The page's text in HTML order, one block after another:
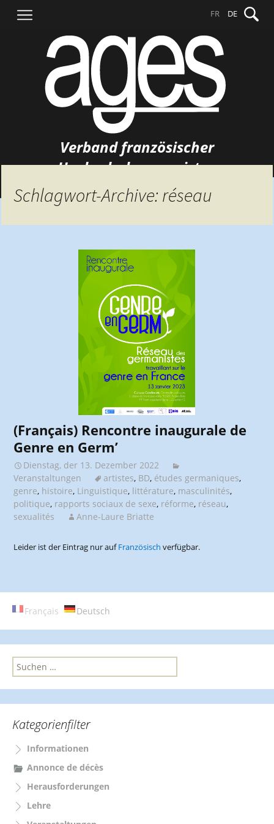
Inhalt
nach:
FR DE
Verband französischer
Hochschulgermanisten
Schlagwort-Archive: réseau
(Français) Rencontre inaugurale de
Genre en Germ’
Dienstag, der 13. Dezember 2022
Veranstaltungen
artistes, BD, études germaniques,
genre, histoire, Linguistique, littérature, masculinités,
politique, rapports sociaux de sexe, réforme, réseau,
sexualités
Anne-Laure Briatte
Leider ist der Eintrag nur aufFranzösisch verfügbar.
Français Deutsch
u
c
h
n
a
c
Kategorienfilter
Informationen
Annonce de décès
Herausforderungen
Lehre